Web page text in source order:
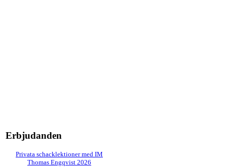
Erbjudanden
Privata schacklektioner med IM
Thomas Engqvist 2026